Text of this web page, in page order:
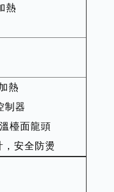
熱
熱
制器
檯面龍頭
，安全防燙